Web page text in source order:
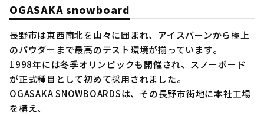
OGASAKA snowboard
長野市は東西南北を山々に囲まれ、アイスバーンから極上
のパウダーまで最高のテスト環境が揃っています。
1998年には冬季オリンピックも開催され、スノーボード
が正式種目として初めて採用されました。
OGASAKA SNOWBOARDSは、その長野市街地に本社工場
を構え、